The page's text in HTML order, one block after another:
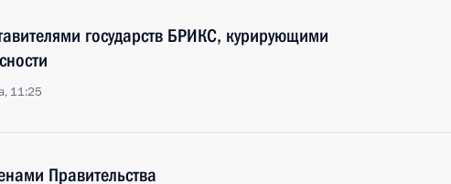
государств БРИКС, курирующими
11:25
Правительства